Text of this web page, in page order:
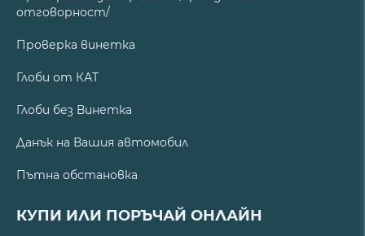
отговорност/
Проверка винетка
Глоби от КАТ
Глоби без Винетка
Данък на Вашия автомобил
Пътна обстановка
КУПИ ИЛИ ПОРЪЧАЙ ОНЛАЙН